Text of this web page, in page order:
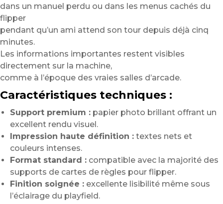
dans un manuel perdu ou dans les menus cachés du
flipper
pendant qu’un ami attend son tour depuis déjà cinq
minutes.
Les informations importantes restent visibles
directement sur la machine,
comme à l’époque des vraies salles d’arcade.
Caractéristiques techniques :
Support premium : papier photo brillant offrant un
excellent rendu visuel.
Impression haute définition : textes nets et
couleurs intenses.
Format standard : compatible avec la majorité des
supports de cartes de règles pour flipper.
Finition soignée : excellente lisibilité même sous
l’éclairage du playfield.